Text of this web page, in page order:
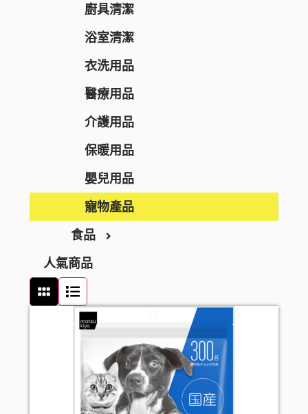
Nake
CONCRED
WASHBLACK
HITS DIFFERENT
BEAUSTER
INJESK
SKIO
運動營養補充
腸道健康
逆齡抗老
皮膚護理
急救護理
防疫口罩
隱形眼鏡護理
消毒清潔
面膜
防曬
卸妝
男士護膚
個人護理
身體護理
沐浴產品
潤膚產品
止汗香體
手部護理
足部護理
頭髮護理
頭髮造型
口腔護理
牙膏
牙線
女士衛生護理
男士剃鬚用品
貼身衣物
廚具清潔
浴室清潔
衣洗用品
醫療用品
介護用品
保暖用品
嬰兒用品
寵物產品
食品
零食及甜點
罐頭及乾貨
麵食及調味醬料
人氣商品